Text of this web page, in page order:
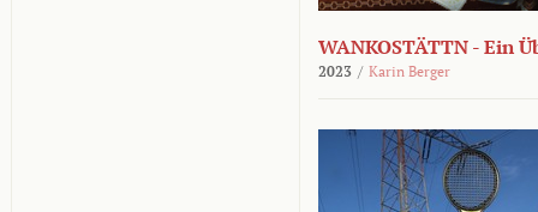
WANKOSTÄTTN - Ein
2023 / Karin Berger